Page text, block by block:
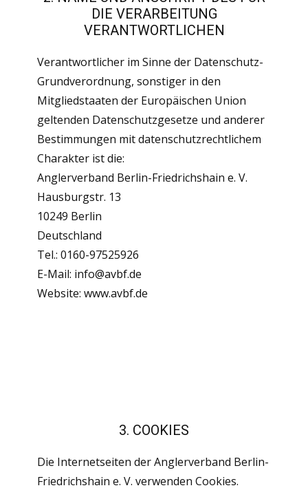
DIE VERARBEITUNG
VERANTWORTLICHEN
Verantwortlicher im Sinne der Datenschutz-
Grundverordnung, sonstiger in den
Mitgliedstaaten der Europäischen Union
geltenden Datenschutzgesetze und anderer
Bestimmungen mit datenschutzrechtlichem
Charakter ist die:
Anglerverband Berlin-Friedrichshain e. V.
Hausburgstr. 13
10249 Berlin
Deutschland
Tel.: 0160-97525926
E-Mail: info@avbf.de
Website: www.avbf.de
3. COOKIES
Die Internetseiten der Anglerverband Berlin-
Friedrichshain e. V. verwenden Cookies.